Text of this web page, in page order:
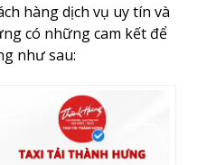
hàng dịch vụ uy tín và
có những cam kết để
như sau: